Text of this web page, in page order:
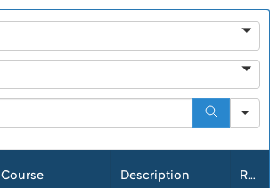
Course Description Resources